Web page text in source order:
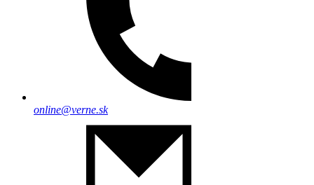
online@verne.sk